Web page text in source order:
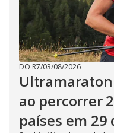
DO R7/03/08/2026
ao percorrer
países em 29